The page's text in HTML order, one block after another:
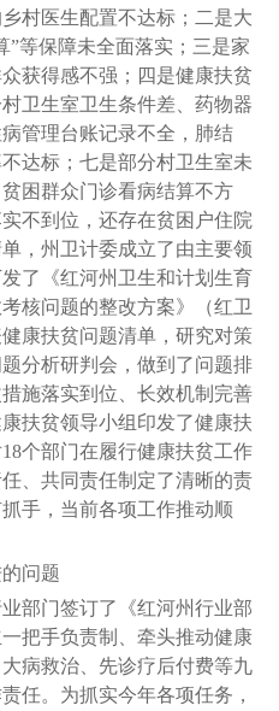
村医生配置不达标；二是大
”等保障未全面落实；三是家
获得感不强；四是健康扶贫
卫生室卫生条件差、药物器
管理台账记录不全，肺结
达标；七是部分村卫生室未
困群众门诊看病结算不方
不到位，还存在贫困户住院
，州卫计委成立了由主要领
了《红河州卫生和计划生育
核问题的整改方案》（红卫
康扶贫问题清单，研究对策
分析研判会，做到了问题排
施落实到位、长效机制完善
扶贫领导小组印发了健康扶
个部门在履行健康扶贫工作
、共同责任制定了清晰的责
手，当前各项工作推动顺
问题
部门签订了《红河州行业部
把手负责制、牵头推动健康
病救治、先诊疗后付费等九
任。为抓实今年各项任务，